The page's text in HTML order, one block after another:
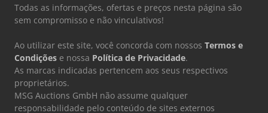
Todas as informações, ofertas e preços nesta página são
sem compromisso e não vinculativos!
Ao utilizar este site, você concorda com nossos Termos e
Condições e nossa Política de Privacidade.
As marcas indicadas pertencem aos seus respectivos
proprietários.
MSG Auctions GmbH não assume qualquer
responsabilidade pelo conteúdo de sites externos